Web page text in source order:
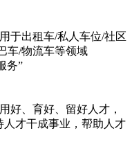
于出租车/私人车位/社区
车/物流车等领域
务”
好、育好、留好人才，
人才干成事业，帮助人才